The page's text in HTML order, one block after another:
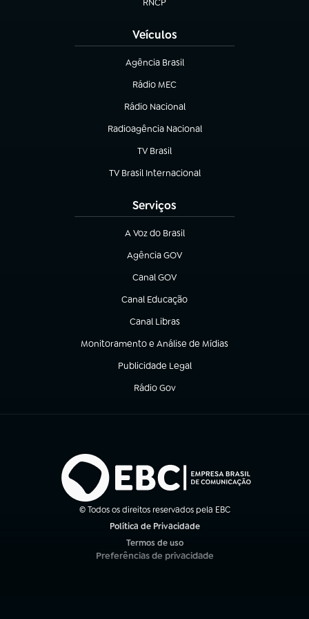
RNCP
(abre em nova aba)
Veículos
Agência Brasil
(abre em nova aba)
Rádio MEC
(abre em nova aba)
Rádio Nacional
Radioagência Nacional
(abre em nova aba)
TV Brasil
(abre em nova aba)
TV Brasil Internacional
(abre em nova aba)
Serviços
A Voz do Brasil
(abre em nova aba)
Agência GOV
(abre em nova aba)
Canal GOV
(abre em nova aba)
Canal Educação
(abre em nova aba)
Canal Libras
(abre em nova aba)
Monitoramento e Análise de Mídias
(abre em nova aba)
Publicidade Legal
(abre em nova aba)
Rádio Gov
(abre em nova aba)
© Todos os direitos reservados pela EBC
Política de Privacidade
Termos de uso
(abre em nova aba)
Preferências de privacidade